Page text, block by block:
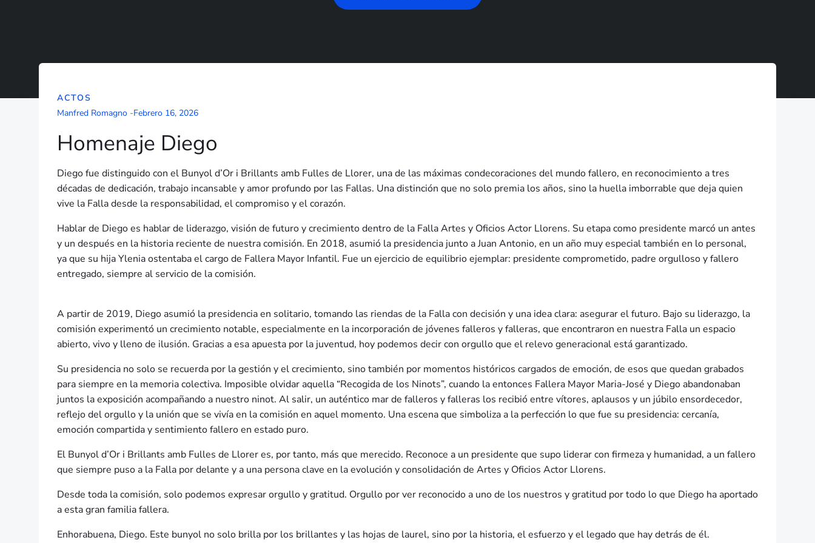
ACTOS
Manfred Romagno -Febrero 16, 2026
Homenaje Diego
Diego fue distinguido con el Bunyol d’Or i Brillants amb Fulles de Llorer, una de las máximas condecoraciones del mundo fallero, en reconocimiento a tres
décadas de dedicación, trabajo incansable y amor profundo por las Fallas. Una distinción que no solo premia los años, sino la huella imborrable que deja quien
vive la Falla desde la responsabilidad, el compromiso y el corazón.
Hablar de Diego es hablar de liderazgo, visión de futuro y crecimiento dentro de la Falla Artes y Oficios Actor Llorens. Su etapa como presidente marcó un antes
y un después en la historia reciente de nuestra comisión. En 2018, asumió la presidencia junto a Juan Antonio, en un año muy especial también en lo personal,
ya que su hija Ylenia ostentaba el cargo de Fallera Mayor Infantil. Fue un ejercicio de equilibrio ejemplar: presidente comprometido, padre orgulloso y fallero
entregado, siempre al servicio de la comisión.
A partir de 2019, Diego asumió la presidencia en solitario, tomando las riendas de la Falla con decisión y una idea clara: asegurar el futuro. Bajo su liderazgo, la
comisión experimentó un crecimiento notable, especialmente en la incorporación de jóvenes falleros y falleras, que encontraron en nuestra Falla un espacio
abierto, vivo y lleno de ilusión. Gracias a esa apuesta por la juventud, hoy podemos decir con orgullo que el relevo generacional está garantizado.
Su presidencia no solo se recuerda por la gestión y el crecimiento, sino también por momentos históricos cargados de emoción, de esos que quedan grabados
para siempre en la memoria colectiva. Imposible olvidar aquella “Recogida de los Ninots”, cuando la entonces Fallera Mayor Maria-José y Diego abandonaban
juntos la exposición acompañando a nuestro ninot. Al salir, un auténtico mar de falleros y falleras los recibió entre vítores, aplausos y un júbilo ensordecedor,
reflejo del orgullo y la unión que se vivía en la comisión en aquel momento. Una escena que simboliza a la perfección lo que fue su presidencia: cercanía,
emoción compartida y sentimiento fallero en estado puro.
El Bunyol d’Or i Brillants amb Fulles de Llorer es, por tanto, más que merecido. Reconoce a un presidente que supo liderar con firmeza y humanidad, a un fallero
que siempre puso a la Falla por delante y a una persona clave en la evolución y consolidación de Artes y Oficios Actor Llorens.
Desde toda la comisión, solo podemos expresar orgullo y gratitud. Orgullo por ver reconocido a uno de los nuestros y gratitud por todo lo que Diego ha aportado
a esta gran familia fallera.
Enhorabuena, Diego. Este bunyol no solo brilla por los brillantes y las hojas de laurel, sino por la historia, el esfuerzo y el legado que hay detrás de él.